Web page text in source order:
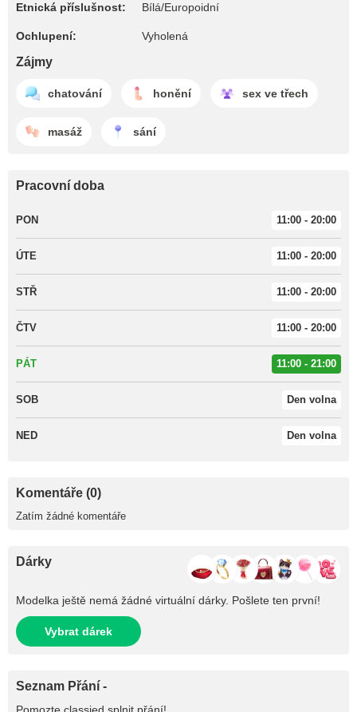
Etnická příslušnost: Bílá/Europoidní
Ochlupení: Vyholená
Zájmy
chatování honění sex ve třech
masáž sání
Pracovní doba
PON 11:00 - 20:00
ÚTE 11:00 - 20:00
STŘ 11:00 - 20:00
ČTV 11:00 - 20:00
PÁT 11:00 - 21:00
SOB Den volna
NED Den volna
Komentáře (0)
Zatím žádné komentáře
Dárky
Modelka ještě nemá žádné virtuální dárky. Pošlete ten první!
Vybrat dárek
Seznam Přání -